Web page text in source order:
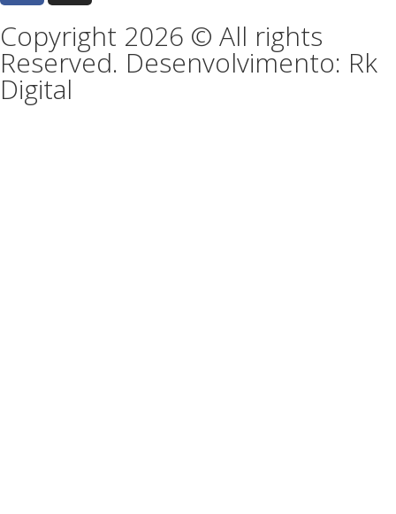
Copyright 2026 © All rights
Reserved. Desenvolvimento: Rk
Digital